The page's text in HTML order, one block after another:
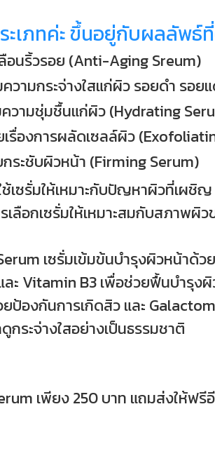
ะเภทค่ะ ขึ้นอยู่กับผลลัพธ์ที่
อนริ้วรอย (Anti-Aging Sreum)
ความกระจ่างใสแก่ผิว รอยดำ รอ
ความชุ่มชื้นแก่ผิว (Hydrating
เรื่องการผลัดเซลล์ผิว
ระชับผิวหน้า (Firming Serum)
ช้เซรั่มให้เหมาะกับปัญหาผิวที่เผ
รเลือกเซรั่มให้เหมาะสมกับสภาพ
เซรั่มเข้มข้นบำรุงผิวหน้า
ะ Vitamin B3 เพื่อช่วยฟื้นบำรุ
ป้องกันการเกิดสิว และ
กระจ่างใสอย่างเป็นธรรมชาติ
เพียง 250 บาท แถมส่งให้ฟรี